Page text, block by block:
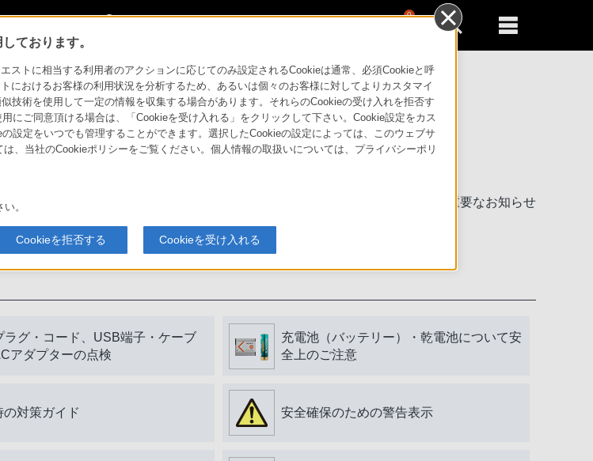
0
めに
製品に関する重要なお知らせ
ラグ・コード、USB端子・ケーブ
アダプターの点検
充電池（バッテリー）・乾電池について安
全上のご注意
の対策ガイド 安全確保のための警告表示
ております。
ストに相当する利用者のアクションに応じてのみ設定されるCookieは通常、必須Cookieと呼
におけるお客様の利用状況を分析するため、あるいは個々のお客様に対してよりカスタマイ
技術を使用して一定の情報を収集する場合があります。それらのCookieの受け入れを拒否す
にご同意頂ける場合は、「Cookieを受け入れる」をクリックして下さい。Cookie設定をカス
設定をいつでも管理することができます。選択したCookieの設定によっては、このウェブサ
、当社のCookieポリシーをご覧ください。個人情報の取扱いについては、プライバシーポリ
。
Cookieを拒否する Cookieを受け入れる